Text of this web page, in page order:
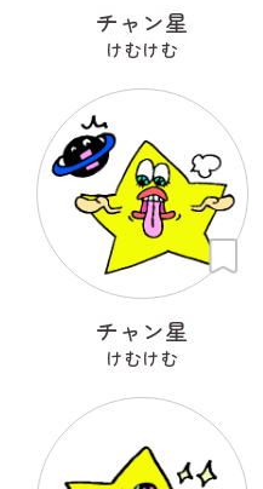
チャン星
けむけむ
チャン星
けむけむ